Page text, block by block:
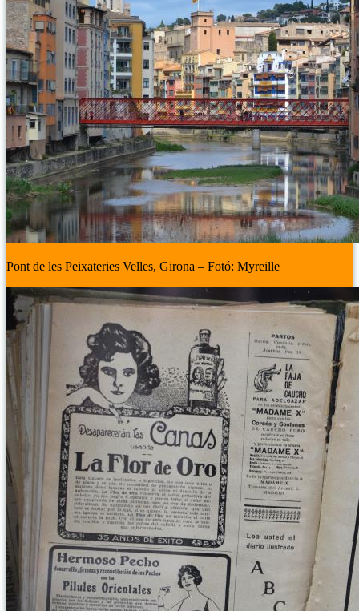
Pont de les Peixateries Velles, Girona – Fotó: Myreille